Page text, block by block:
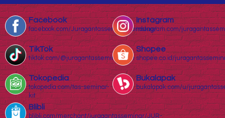
Facebook
facebook.com/Juragantasseminarbandung/
Instagram
instagram.com/
TikTok
tiktok.com/@juragantasseminar.com
Shopee
shopee.co.id/
Tokopedia
tokopedia.com/tas-seminar-
kit
Bukalapak
bukalapak.com/u/
Blibli
blibli.com/merchant/juragantasseminar/JUR-